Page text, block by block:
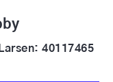
40117465